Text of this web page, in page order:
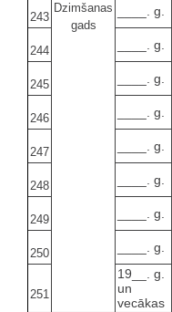
Dzimšanas
gads
243 ____. g.
244 ____. g.
245 ____. g.
246 ____. g.
247 ____. g.
248 ____. g.
249 ____. g.
250 ____. g.
251
19__. g.
un
vecākas